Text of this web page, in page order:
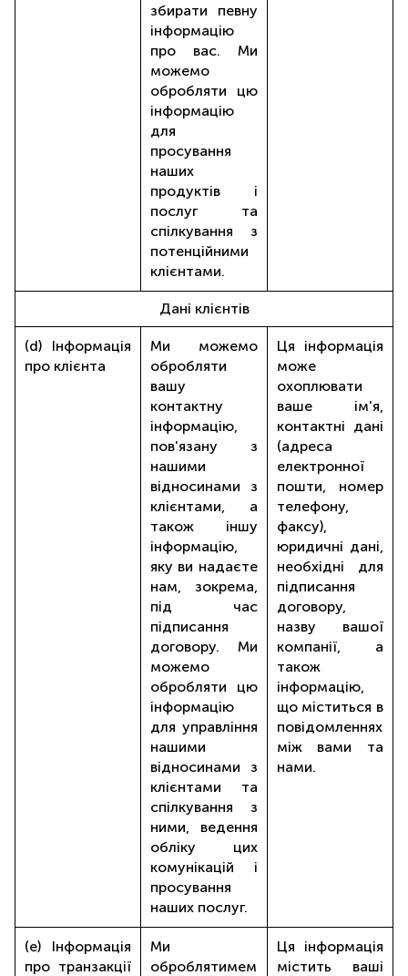
збирати певну
інформацію
про вас. Ми
можемо
обробляти цю
інформацію
для
просування
наших
продуктів і
послуг та
спілкування з
потенційними
клієнтами.
Дані клієнтів
(d) Інформація
про клієнта
Ми можемо
обробляти
вашу
контактну
інформацію,
пов'язану з
нашими
відносинами з
клієнтами, а
також іншу
інформацію,
яку ви надаєте
нам, зокрема,
під час
підписання
договору. Ми
можемо
обробляти цю
інформацію
для управління
нашими
відносинами з
клієнтами та
спілкування з
ними, ведення
обліку цих
комунікацій і
просування
наших послуг.
Ця інформація
може
охоплювати
ваше ім'я,
контактні дані
(адреса
електронної
пошти, номер
телефону,
факсу),
юридичні дані,
необхідні для
підписання
договору,
назву вашої
компанії, а
також
інформацію,
що міститься в
повідомленнях
між вами та
нами.
(e) Інформація
про транзакції
Ми
оброблятимем
Ця інформація
містить ваші